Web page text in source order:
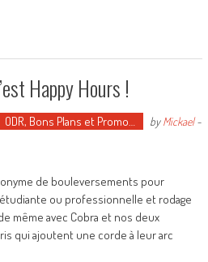
Happy Hours !
ODR, Bons Plans et Promo… byMickael-
de bouleversements pour
ou professionnelle et rodage
même avec Cobra et nos deux
qui ajoutent une corde à leur arc